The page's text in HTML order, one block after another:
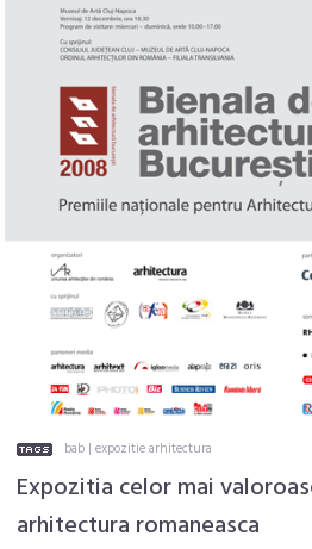
bab |expozitie arhitectura
Expozitia celor mai
arhitectura romaneasca